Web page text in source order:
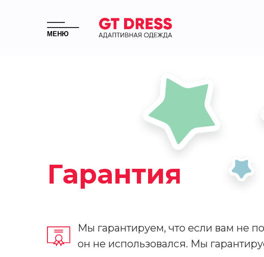
МЕНЮ
Гарантия
Мы гарантируем, что если вам не
он не использовался. Мы